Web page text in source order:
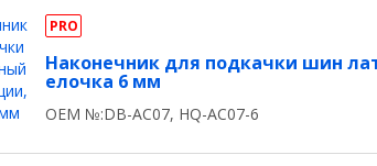
PRO
Наконечник для подкачки шин
елочка 6 мм
OEM №:DB-AC07, HQ-AC07-6